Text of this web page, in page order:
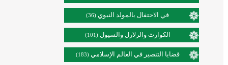
في الاحتفال بالمولد النبوي (36)
الكوارث والزلازل والسيول (101)
قضايا التنصير في العالم الإسلامي (183)